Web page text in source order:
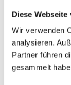
Diese
Wir verwenden
analysieren.
Partner führen
gesammelt